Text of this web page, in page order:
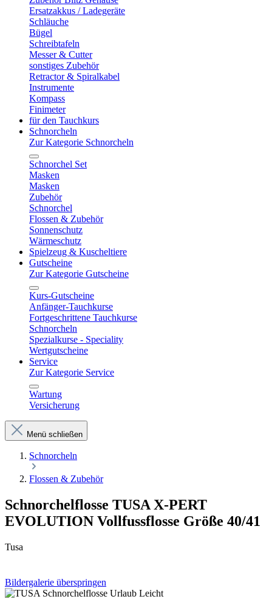
Ersatzakkus / Ladegeräte
Schläuche
Bügel
Schreibtafeln
Messer & Cutter
sonstiges Zubehör
Retractor & Spiralkabel
Instrumente
Kompass
Finimeter
für den Tauchkurs
Schnorcheln
Zur Kategorie Schnorcheln
Schnorchel Set
Masken
Masken
Zubehör
Schnorchel
Flossen & Zubehör
Sonnenschutz
Wärmeschutz
Spielzeug & Kuscheltiere
Gutscheine
Zur Kategorie Gutscheine
Kurs-Gutscheine
Anfänger-Tauchkurse
Fortgeschrittene Tauchkurse
Schnorcheln
Spezialkurse - Speciality
Wertgutscheine
Service
Zur Kategorie Service
Wartung
Versicherung
Menü schließen
Schnorcheln
Flossen & Zubehör
Schnorchelflosse TUSA X-PERT
EVOLUTION Vollfussflosse Größe 40/41
Tusa
Bildergalerie überspringen